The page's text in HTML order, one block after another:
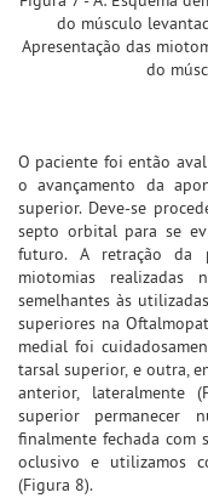
do músculo
Apresentação das
do
O paciente foi então
o avançamento da
superior. Deve-se
septo orbital para se
futuro. A retração da
miotomias realizadas
semelhantes às
superiores na
medial foi
tarsal superior, e outra,
anterior, lateralmente
superior permanecer
finalmente fechada com
oclusivo e utilizamos
(Figura 8).